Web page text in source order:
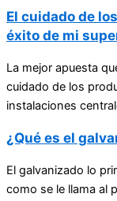
El cuidado de
éxito de mi
La mejor apuesta
cuidado de los
instalaciones
¿Qué es el
El galvanizado lo
como se le llama al